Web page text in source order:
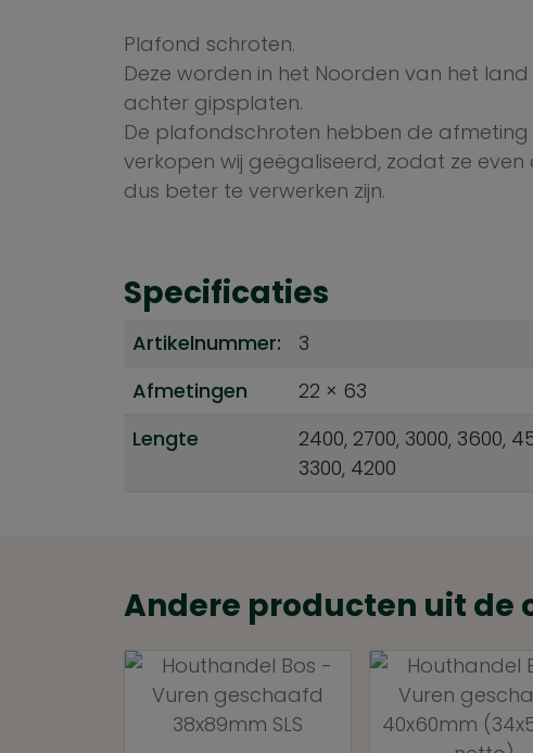
Plafond schroten.
Deze worden in het Noorden van het
achter gipsplaten.
De plafondschroten hebben de afmeting
verkopen wij geëgaliseerd, zodat ze even
dus beter te verwerken zijn.
Specificaties
Artikelnummer:
3
Afmetingen
22 × 63
Lengte
2400, 2700, 3000, 3600,
3300, 4200
Andere producten uit de